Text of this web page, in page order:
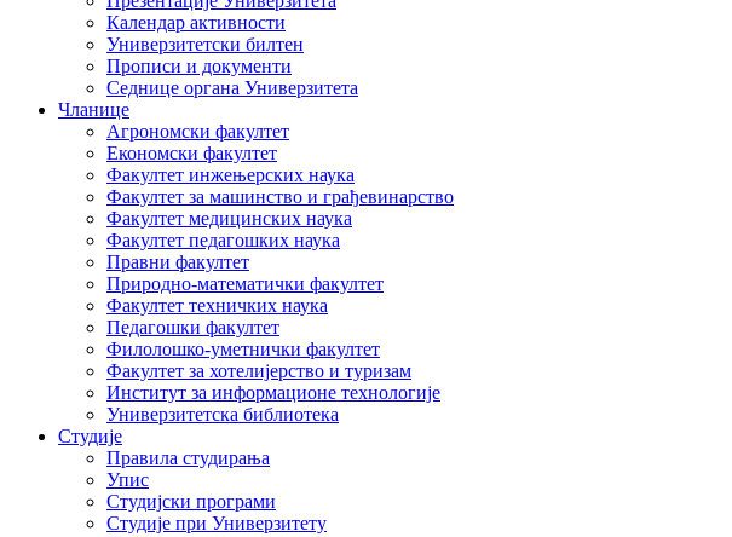
Календар активности
Универзитетски билтен
Прописи и документи
Седнице органа Универзитета
Чланице
Агрономски факултет
Економски факултет
Факултет инжењерских наука
Факултет за машинство и грађевинарство
Факултет медицинских наука
Факултет педагошких наука
Правни факултет
Природно-математички факултет
Факултет техничких наука
Педагошки факултет
Филолошко-уметнички факултет
Факултет за хотелијерство и туризам
Институт за информационе технологије
Универзитетска библиотека
Студије
Правила студирања
Упис
Студијски програми
Студије при Универзитету